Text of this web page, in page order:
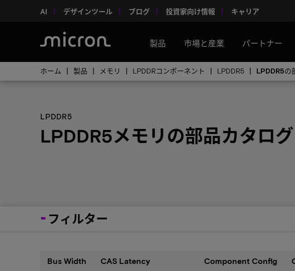
AI デザインツール ブログ 投資家向け情報 キャリア
製品 市場と産業 パートナー
ホーム 製品 メモリ LPDDRコンポーネント LPDDR5 LPDDR5の
LPDDR5
LPDDR5メモリの部品カタログ
フィルター
Width
Bus Width
Latency
CAS Latency
Config
Component Config